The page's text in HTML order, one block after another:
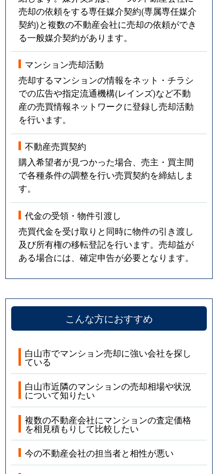
売却の依頼をする専任媒介契約(専属専任媒介
契約)と複数の不動産会社に売却の依頼ができ
る一般媒介契約があります。
マンション売却活動
売却するマンションの情報をネット・チラシ
での広告や指定流通機構(レインズ)など不動
産の売買情報ネットワークに登録し売却活動
を行います。
不動産売買契約
購入希望者が見つかった場合、売主・買主間
で各種条件の調整を行い売買契約を締結しま
す。
代金の受領・物件引渡し
売買代金を受け取りと同時に物件の引き渡し
及び所有権の移転登記を行います。売却益が
ある場合には、確定申告が必要となります。
こんな方におすすめ
白山市でマンション売却に強い会社を探し
ている
白山市近隣のマンションの売却相場や状況
について知りたい
複数の不動産会社にマンションの査定価格
を相見積もりして比較したい
今の不動産会社の担当者と相性が悪い